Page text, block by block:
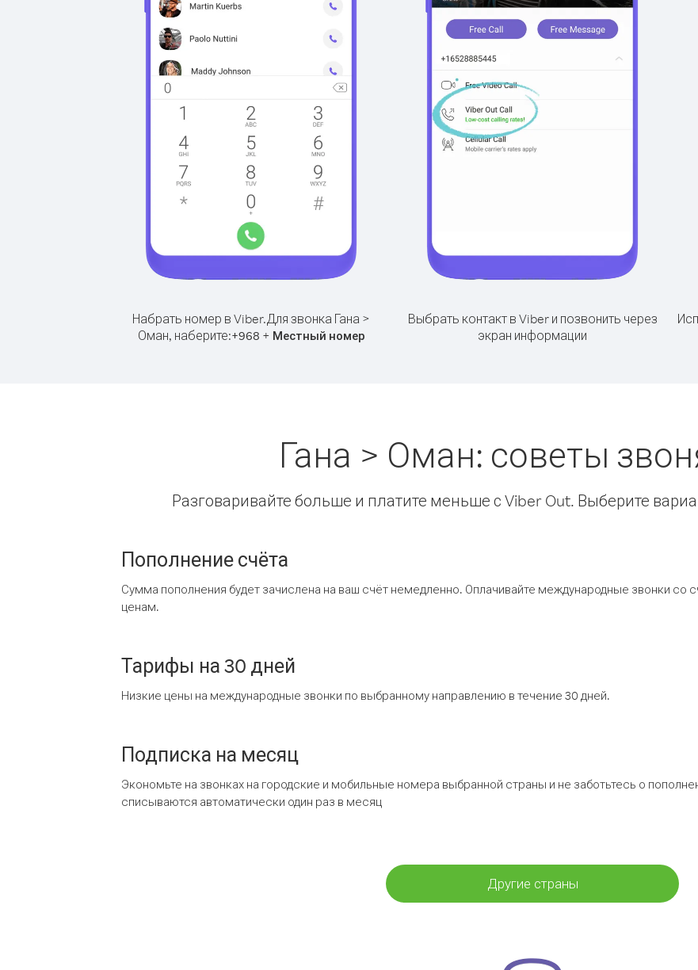
Набрать номер в Viber.Для звонка Гана >
Оман, наберите:+968 + Местный номер
Выбрать контакт в Viber и позвонить через
экран информации
Гана > Оман: советы
Разговаривайте больше и платите меньше с Viber Out. Выберите
Пополнение счёта
Сумма пополнения будет зачислена на ваш счёт немедленно. Оплачивайте международные звонки со
ценам.
Тарифы на 30 дней
Низкие цены на международные звонки по выбранному направлению в течение 30 дней.
Подписка на месяц
Экономьте на звонках на городские и мобильные номера выбранной страны и не заботьтесь о
списываются автоматически один раз в месяц
Другие страны